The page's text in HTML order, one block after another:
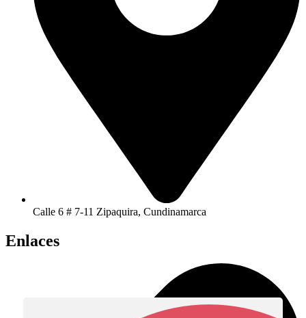
Calle 6 # 7-11 Zipaquira, Cundinamarca
Enlaces